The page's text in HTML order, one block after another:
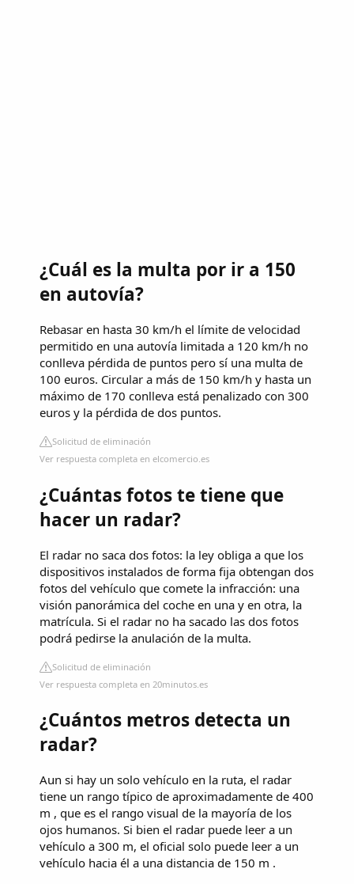
¿Cuál es la multa por ir a 150
en autovía?
Rebasar en hasta 30 km/h el límite de velocidad
permitido en una autovía limitada a 120 km/h no
conlleva pérdida de puntos pero sí una multa de
100 euros. Circular a más de 150 km/h y hasta un
máximo de 170 conlleva está penalizado con 300
euros y la pérdida de dos puntos.
Solicitud de eliminación
Ver respuesta completa en elcomercio.es
¿Cuántas fotos te tiene que
hacer un radar?
El radar no saca dos fotos: la ley obliga a que los
dispositivos instalados de forma fija obtengan dos
fotos del vehículo que comete la infracción: una
visión panorámica del coche en una y en otra, la
matrícula. Si el radar no ha sacado las dos fotos
podrá pedirse la anulación de la multa.
Solicitud de eliminación
Ver respuesta completa en 20minutos.es
¿Cuántos metros detecta un
radar?
Aun si hay un solo vehículo en la ruta, el radar
tiene un rango típico de aproximadamente de 400
m , que es el rango visual de la mayoría de los
ojos humanos. Si bien el radar puede leer a un
vehículo a 300 m, el oficial solo puede leer a un
vehículo hacia él a una distancia de 150 m .